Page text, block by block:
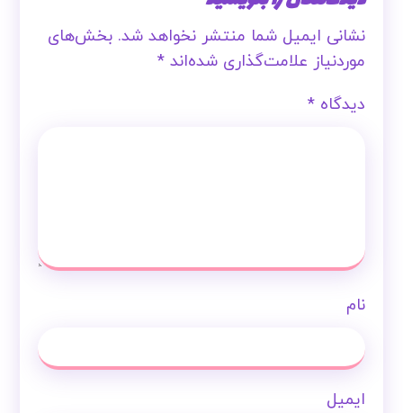
نشانی ایمیل شما منتشر نخواهد شد. بخش‌های
موردنیاز علامت‌گذاری شده‌اند*
دیدگاه*
نام
ایمیل